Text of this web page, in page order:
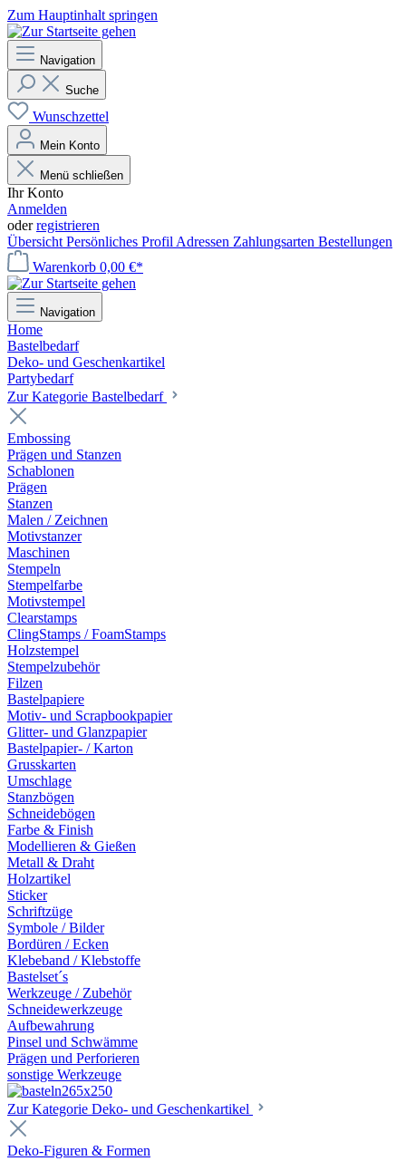
Zum Hauptinhalt springen
Navigation
Suche
Wunschzettel
Mein Konto
Menü schließen
Ihr Konto
Anmelden
oderregistrieren
Übersicht Persönliches Profil Adressen Zahlungsarten Bestellungen
Warenkorb 0,00 €*
Navigation
Home
Bastelbedarf
Deko- und Geschenkartikel
Partybedarf
Zur Kategorie Bastelbedarf
Embossing
Prägen und Stanzen
Schablonen
Prägen
Stanzen
Malen / Zeichnen
Motivstanzer
Maschinen
Stempeln
Stempelfarbe
Motivstempel
Clearstamps
ClingStamps / FoamStamps
Holzstempel
Stempelzubehör
Filzen
Bastelpapiere
Motiv- und Scrapbookpapier
Glitter- und Glanzpapier
Bastelpapier- / Karton
Grusskarten
Umschlage
Stanzbögen
Schneidebögen
Farbe & Finish
Modellieren & Gießen
Metall & Draht
Holzartikel
Sticker
Schriftzüge
Symbole / Bilder
Bordüren / Ecken
Klebeband / Klebstoffe
Bastelset´s
Werkzeuge / Zubehör
Schneidewerkzeuge
Aufbewahrung
Pinsel und Schwämme
Prägen und Perforieren
sonstige Werkzeuge
Zur Kategorie Deko- und Geschenkartikel
Deko-Figuren & Formen